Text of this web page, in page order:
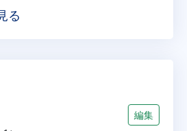
る
編集